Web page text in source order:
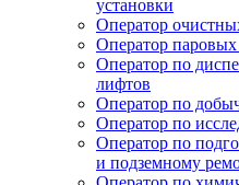
установки
Оператор
Оператор
Оператор по
лифтов
Оператор по
Оператор по
Оператор по
и подземному